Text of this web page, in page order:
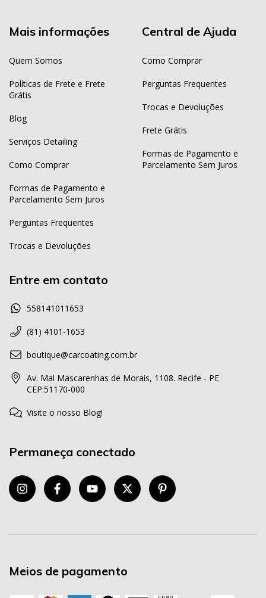
Mais informações
Quem Somos
Políticas de Frete e Frete
Grátis
Blog
Serviços Detailing
Como Comprar
Formas de Pagamento e
Parcelamento Sem Juros
Perguntas Frequentes
Trocas e Devoluções
Central de Ajuda
Como Comprar
Perguntas Frequentes
Trocas e Devoluções
Frete Grátis
Formas de Pagamento e
Parcelamento Sem Juros
Entre em contato
558141011653
(81) 4101-1653
boutique@carcoating.com.br
Av. Mal Mascarenhas de Morais, 1108. Recife - PE
CEP:51170-000
Visite o nosso Blog!
Permaneça conectado
Meios de pagamento